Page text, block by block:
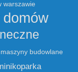
warszawie
maszyny budowlane